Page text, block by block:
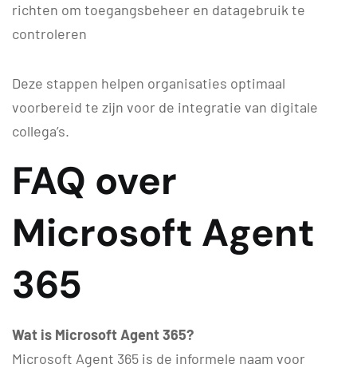
richten om toegangsbeheer en datagebruik te
controleren
Deze stappen helpen organisaties optimaal
voorbereid te zijn voor de integratie van digitale
collega’s.
FAQ over
Microsoft Agent
365
Wat is Microsoft Agent 365?
Microsoft Agent 365 is de informele naam voor